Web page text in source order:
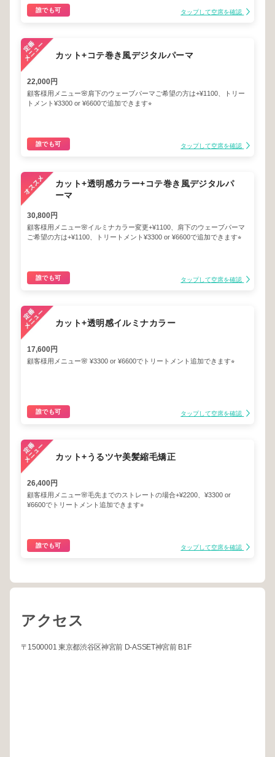
誰でも可 タップして空席を確認
カット+コテ巻き風デジタルパーマ
22,000円
顧客様用メニュー🌸肩下のウェーブパーマご希望の方は+¥1100、トリー
トメント¥3300 or ¥6600で追加できます⭐︎
誰でも可 タップして空席を確認
カット+透明感カラー+コテ巻き風デジタルパ
ーマ
30,800円
顧客様用メニュー🌸イルミナカラー変更+¥1100、肩下のウェーブパーマ
ご希望の方は+¥1100、トリートメント¥3300 or ¥6600で追加できます⭐︎
誰でも可 タップして空席を確認
カット+透明感イルミナカラー
17,600円
顧客様用メニュー🌸 ¥3300 or ¥6600でトリートメント追加できます⭐︎
誰でも可 タップして空席を確認
カット+うるツヤ美髪縮毛矯正
26,400円
顧客様用メニュー🌸毛先までのストレートの場合+¥2200、¥3300 or
¥6600でトリートメント追加できます⭐︎
誰でも可 タップして空席を確認
アクセス
〒1500001 東京都渋谷区神宮前 D-ASSET神宮前 B1F